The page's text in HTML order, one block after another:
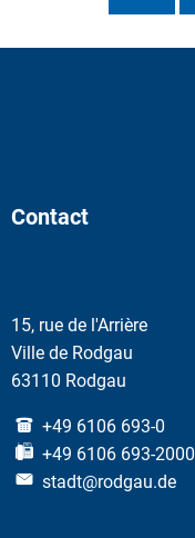
Contact
15, rue de l'Arrière
Ville de Rodgau
63110 Rodgau
+49 6106 693-0
+49 6106 693-2000
stadt@rodgau.de